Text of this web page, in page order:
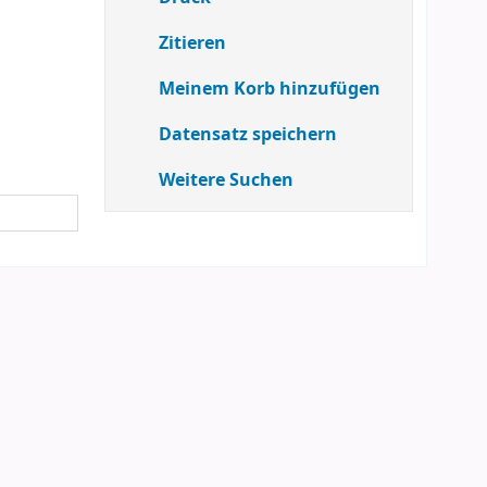
Zitieren
Meinem Korb hinzufügen
Datensatz speichern
Weitere Suchen